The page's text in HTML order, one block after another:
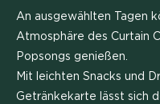
An ausgewählten Tagen
Atmosphäre des Curtain
Popsongs genießen.
Mit leichten Snacks und
Getränkekarte lässt sich